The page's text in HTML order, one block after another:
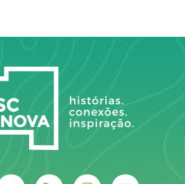
sistema